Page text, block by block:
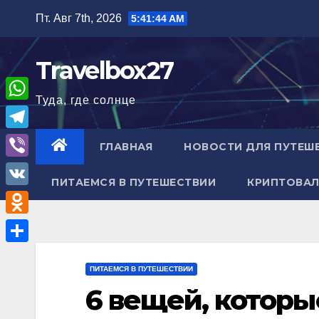
содержимому
Пт. Авг 7th, 2026 5:41:45 AM
Travelbox27
Туда, где солнце
ГЛАВНАЯ НОВОСТИ ДЛЯ
ПИТАЕМСЯ В ПУТЕШЕСТВИИ
ПИТАЕМСЯ В ПУТЕШЕСТВИИ
6 вещей,
W
h
a
A
T
e
l
e
g
V
i
b
e
V
K
O